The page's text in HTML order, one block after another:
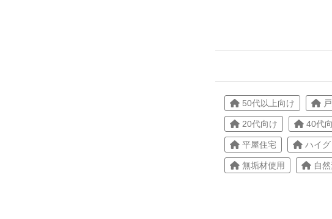
50代以上向け
20代向け 40代
平屋住宅 ハイ
無垢材使用 自